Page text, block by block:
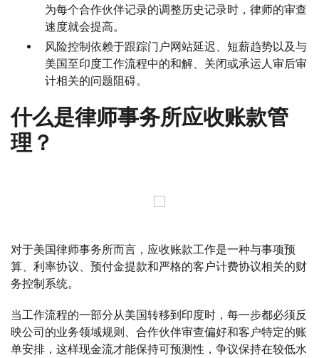
为每个合作伙伴记录的调整历史记录时，律师的审查
速度就会提高。
风险控制依赖于跟踪门户网站延迟、短薪趋势以及与
美国至印度工作流程中的和解、关闭或承运人审后审
计相关的问题阻碍。
什么是律师事务所应收账款管
理？
对于美国律师事务所而言，应收账款工作是一种与事项预
算、利率协议、预付金提款和严格的客户计费协议相关的财
务控制系统。
当工作流程的一部分从美国转移到印度时，每一步都必须反
映公司的业务领域规则、合作伙伴审查偏好和客户特定的账
单安排，这样现金流才能保持可预测性，争议保持在较低水